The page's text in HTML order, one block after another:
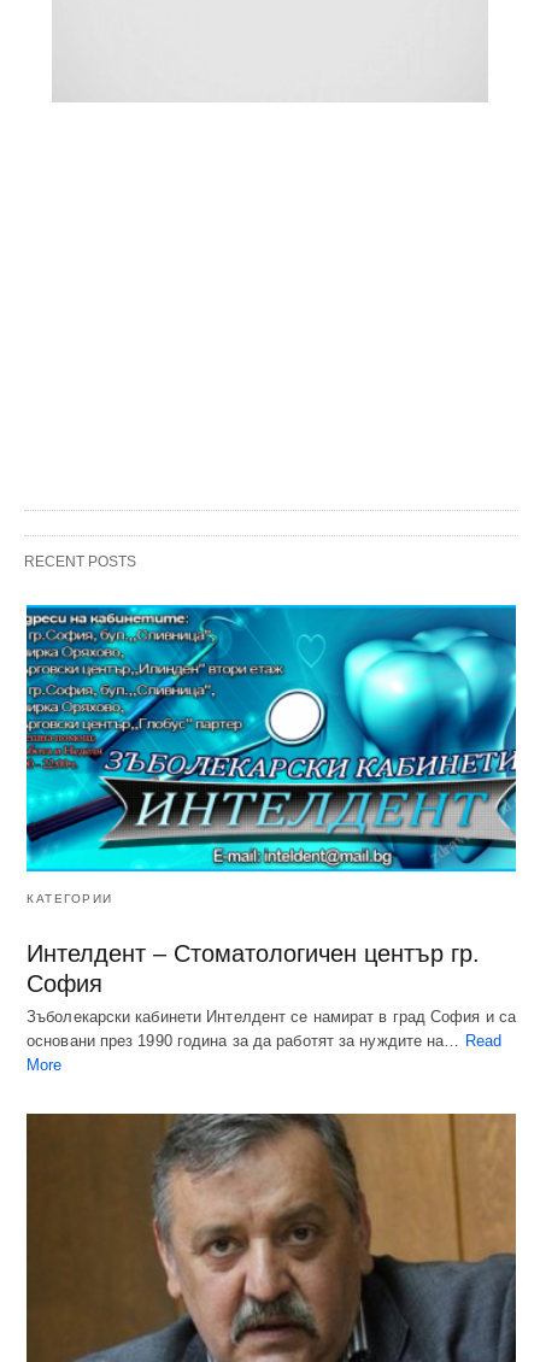
RECENT POSTS
КАТЕГОРИИ
Интелдент – Стоматологичен център гр.
София
Зъболекарски кабинети Интелдент се намират в град София и са
основани през 1990 година за да работят за нуждите на… Read
More